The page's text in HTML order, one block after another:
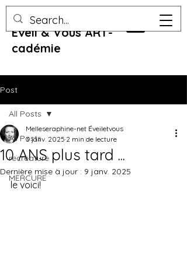
Eveil & Vous ART-
cadémie
Post
All Posts
recreature
MERCURE
All Posts
10 ANS plus tard ...
Melleseraphine-net Éveiletvous
3 janv. 2025 2 min de lecture
Dernière mise à jour : 9 janv. 2025
le voici!